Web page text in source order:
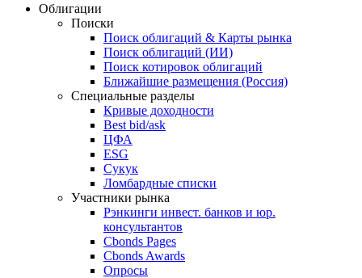
Облигации
Поиски
Поиск облигаций & Карты рынка
Поиск облигаций (ИИ)
Поиск котировок облигаций
Ближайшие размещения (Россия)
Специальные разделы
Кривые доходности
Best bid/ask
ЦФА
ESG
Сукук
Ломбардные списки
Участники рынка
Рэнкинги инвест. банков и юр.
консультантов
Cbonds Pages
Cbonds Awards
Опросы